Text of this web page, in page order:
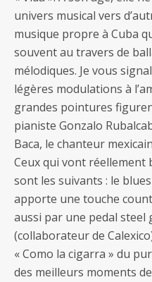
univers musical vers
musique propre à Cuba
souvent au travers de
mélodiques. Je vous
légères modulations à
grandes pointures
pianiste Gonzalo
Baca, le chanteur
Ceux qui vont réellement
sont les suivants : le
apporte une touche
aussi par une pedal steel
(collaborateur de
« Como la cigarra » du
des meilleurs moments